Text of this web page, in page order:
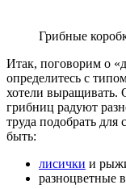
Грибные
Итак, поговорим о
определитесь с
хотели выращивать.
грибниц радуют
труда подобрать для
быть:
лисички и
разноцветные